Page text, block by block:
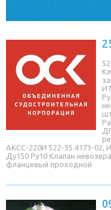
АКСС-220И 522-35.4173-02,
Ду150 Ру10 Клапан
фланцевый проходной